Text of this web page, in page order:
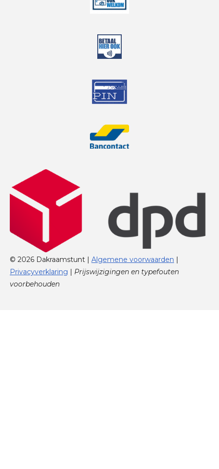
© 2026 Dakraamstunt | Algemene voorwaarden |
Privacyverklaring | Prijswijzigingen en typefouten
voorbehouden